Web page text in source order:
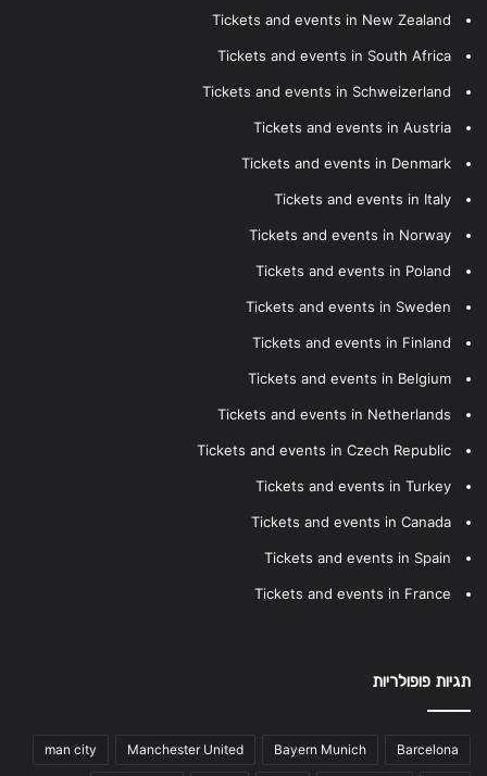
Tickets and events in New Zealand
Tickets and events in South Africa
Tickets and events in Schweizerland
Tickets and events in Austria
Tickets and events in Denmark
Tickets and events in Italy
Tickets and events in Norway
Tickets and events in Poland
Tickets and events in Sweden
Tickets and events in Finland
Tickets and events in Belgium
Tickets and events in Netherlands
Tickets and events in Czech Republic
Tickets and events in Turkey
Tickets and events in Canada
Tickets and events in Spain
Tickets and events in France
תגיות פופולריות
Barcelona
Bayern Munich
Manchester United
man city